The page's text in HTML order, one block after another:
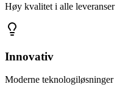
Høy kvalitet i alle leveranser
Innovativ
Moderne teknologiløsninger